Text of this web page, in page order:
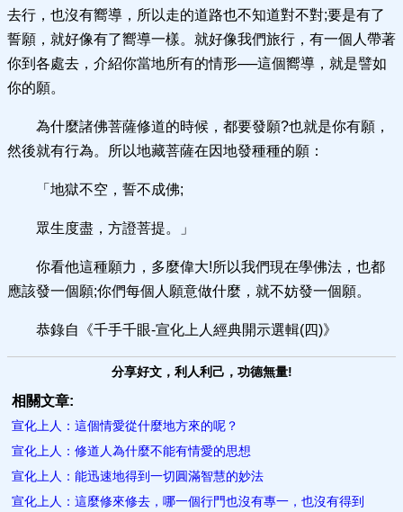
去行，也沒有嚮導，所以走的道路也不知道對不對;要是有了
誓願，就好像有了嚮導一樣。就好像我們旅行，有一個人帶著
你到各處去，介紹你當地所有的情形──這個嚮導，就是譬如
你的願。
為什麼諸佛菩薩修道的時候，都要發願?也就是你有願，
然後就有行為。所以地藏菩薩在因地發種種的願：
「地獄不空，誓不成佛;
眾生度盡，方證菩提。」
你看他這種願力，多麼偉大!所以我們現在學佛法，也都
應該發一個願;你們每個人願意做什麼，就不妨發一個願。
恭錄自《千手千眼-宣化上人經典開示選輯(四)》
分享好文，利人利己，功德無量!
相關文章:
宣化上人：這個情愛從什麼地方來的呢？
宣化上人：修道人為什麼不能有情愛的思想
宣化上人：能迅速地得到一切圓滿智慧的妙法
宣化上人：這麼修來修去，哪一個行門也沒有專一，也沒有得到